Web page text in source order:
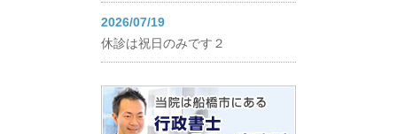
2026/07/19
休診は祝日のみです２